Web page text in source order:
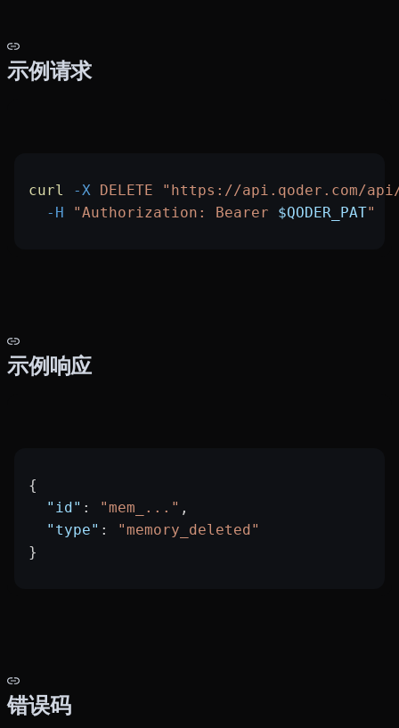
示例请求
curl -X DELETE "https://api.qoder.com/api/
  -H
"Authorization: Bearer $QODER_PAT"
示例响应
{
  "id"
: "mem_..." ,
  "type"
:
"memory_deleted"
}
错误码